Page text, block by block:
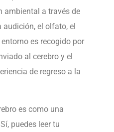
ambiental a través de
audición, el olfato, el
es recogido por
al cerebro y el
de regreso a la
es como una
puedes leer tu